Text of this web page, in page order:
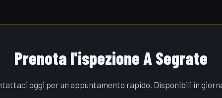
Prenota l'ispezione A Segrate
oggi per un appuntamento rapido. Disponibili in